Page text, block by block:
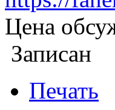
Цена
Записан
Печать